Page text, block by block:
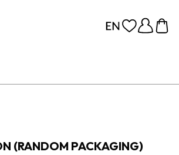
(RANDOM PACKAGING)